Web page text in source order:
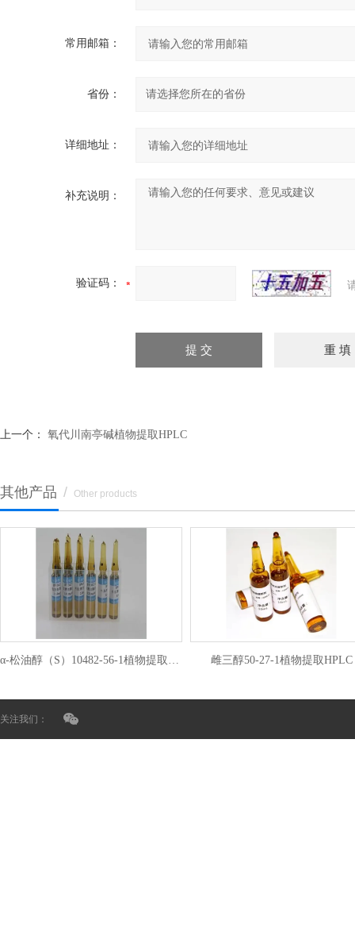
常用邮箱：
省份：
详细地址：
补充说明：
验证码：
上一个： 氧代川南亭碱植物提取HPLC
其他产品 / Other products
α-松油醇（S）10482-56-1植物提取HPLC 雌三醇50-27-1植物提取HPLC
关注我们：